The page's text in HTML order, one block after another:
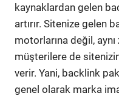
kaynaklardan gelen
artırır. Sitenize gelen
motorlarına değil,
müşterilere de
verir. Yani, backlink
genel olarak marka